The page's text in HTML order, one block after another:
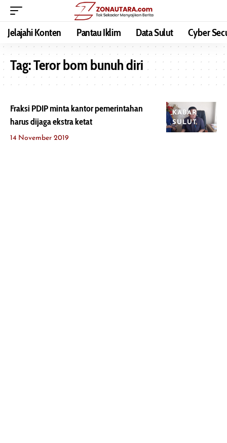
Jelajahi Konten Pantau Iklim Data Sulut Cyber
Tag:Teror bom bunuh diri
KABAR
SULUT
Fraksi PDIP minta kantor pemerintahan
harus dijaga ekstra ketat
14 November 2019